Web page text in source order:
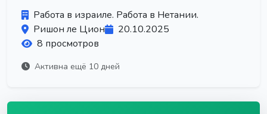
Работа в израиле. Работа в Нетании.
Ришон ле Цион
20.10.2025
8 просмотров
Активна ещё 10 дней